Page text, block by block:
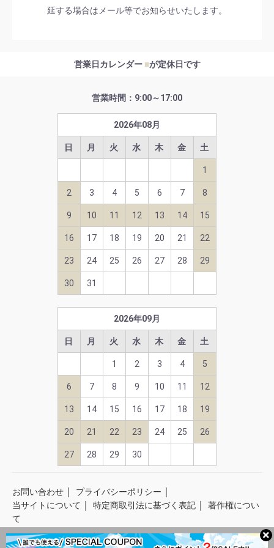
延する場合はメール等でお知らせいたします。
営業日カレンダー ■が定休日です
営業時間：9:00～17:00
2026年08月
日 月 火 水 木 金 土
1
2 3 4 5 6 7 8
9 10 11 12 13 14 15
16 17 18 19 20 21 22
23 24 25 26 27 28 29
30 31
2026年09月
日 月 火 水 木 金 土
1 2 3 4 5
6 7 8 9 10 11 12
13 14 15 16 17 18 19
20 21 22 23 24 25 26
27 28 29 30
お問い合わせ プライバシーポリシー
当サイトについて 特定商取引法に基づく表記
著作権につい
て
copyright © スクラブストア all rights reserved.